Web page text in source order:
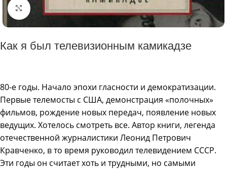
Click to enlarge
Как я был телевизионным камикадзе
80-е годы. Начало эпохи гласности и демократизации.
Первые телемосты с США, демонстрация «полочных»
фильмов, рождение новых передач, появление новых
ведущих. Хотелось смотреть все. Автор книги, легенда
отечественной журналистики Леонид Петрович
Кравченко, в то время руководил телевидением СССР.
Эти годы он считает хоть и трудными, но самыми